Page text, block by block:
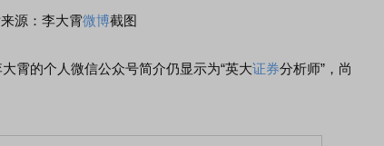
源：李大霄微博截图
的个人微信公众号简介仍显示为“英大证券分析师”，尚